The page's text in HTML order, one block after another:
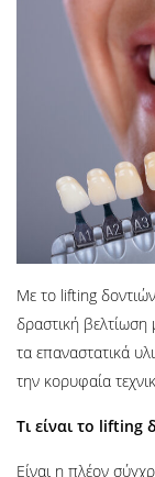
Με το lifting
δραστική βελτίωση
τα επαναστατικά
την κορυφαία
Τι είναι το lifting
Είναι η πλέον